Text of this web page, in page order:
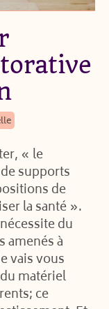
« le
supports
de
la santé ».
du
amenés à
vais vous
matériel
ce